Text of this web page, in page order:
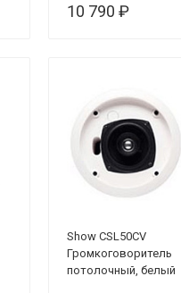
10 790 ₽
Show CSL50CV
Громкоговоритель
потолочный, белый